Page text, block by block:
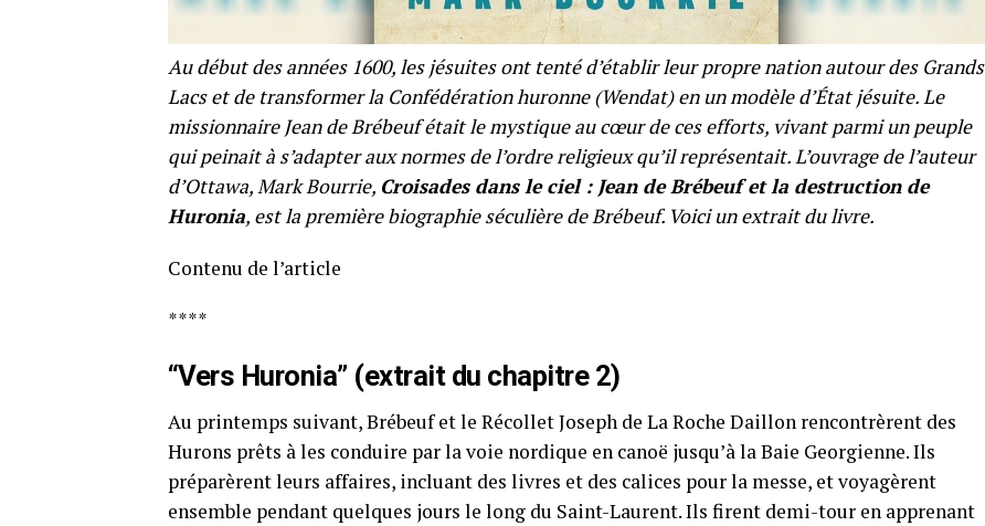
Au début des années 1600, les jésuites ont tenté d’établir leur propre nation autour des Grands
Lacs et de transformer la Confédération huronne (Wendat) en un modèle d’État jésuite. Le
missionnaire Jean de Brébeuf était le mystique au cœur de ces efforts, vivant parmi un peuple
qui peinait à s’adapter aux normes de l’ordre religieux qu’il représentait. L’ouvrage de l’auteur
d’Ottawa, Mark Bourrie, Croisades dans le ciel : Jean de Brébeuf et la destruction de
Huronia, est la première biographie séculière de Brébeuf. Voici un extrait du livre.
Contenu de l’article
****
“Vers Huronia” (extrait du chapitre 2)
Au printemps suivant, Brébeuf et le Récollet Joseph de La Roche Daillon rencontrèrent des
Hurons prêts à les conduire par la voie nordique en canoë jusqu’à la Baie Georgienne. Ils
préparèrent leurs affaires, incluant des livres et des calices pour la messe, et voyagèrent
ensemble pendant quelques jours le long du Saint-Laurent. Ils firent demi-tour en apprenant